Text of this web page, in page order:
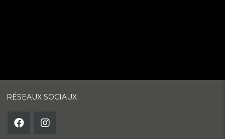
RÉSEAUX SOCIAUX